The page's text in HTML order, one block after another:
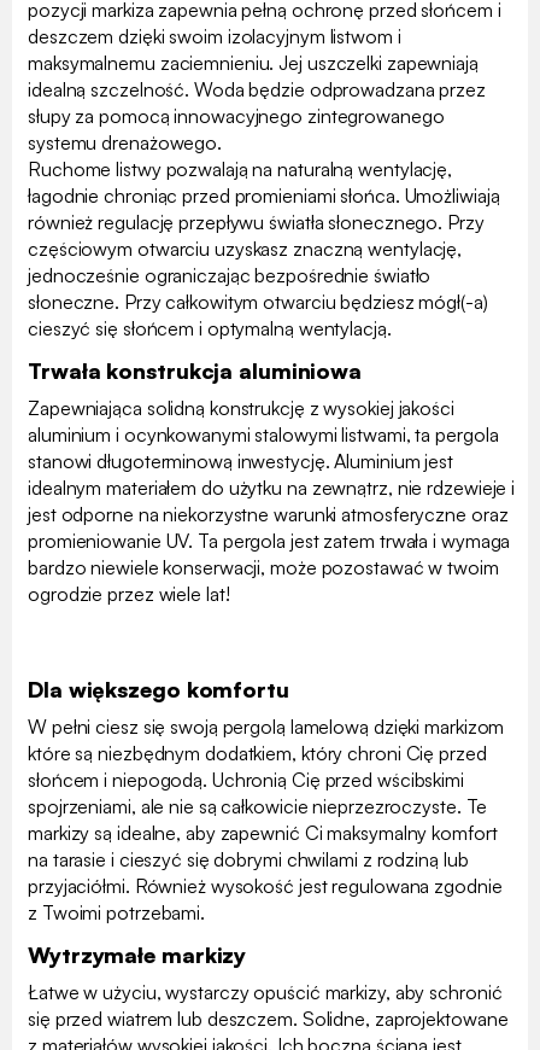
pozycji markiza zapewnia pełną ochronę przed słońcem i
deszczem dzięki swoim izolacyjnym listwom i
maksymalnemu zaciemnieniu. Jej uszczelki zapewniają
idealną szczelność. Woda będzie odprowadzana przez
słupy za pomocą innowacyjnego zintegrowanego
systemu drenażowego.
Ruchome listwy pozwalają na naturalną wentylację,
łagodnie chroniąc przed promieniami słońca. Umożliwiają
również regulację przepływu światła słonecznego. Przy
częściowym otwarciu uzyskasz znaczną wentylację,
jednocześnie ograniczając bezpośrednie światło
słoneczne. Przy całkowitym otwarciu będziesz mógł(-a)
cieszyć się słońcem i optymalną wentylacją.
Trwała konstrukcja aluminiowa
Zapewniająca solidną konstrukcję z wysokiej jakości
aluminium i ocynkowanymi stalowymi listwami, ta pergola
stanowi długoterminową inwestycję. Aluminium jest
idealnym materiałem do użytku na zewnątrz, nie rdzewieje i
jest odporne na niekorzystne warunki atmosferyczne oraz
promieniowanie UV. Ta pergola jest zatem trwała i wymaga
bardzo niewiele konserwacji, może pozostawać w twoim
ogrodzie przez wiele lat!
Dla większego komfortu
W pełni ciesz się swoją pergolą lamelową dzięki markizom
które są niezbędnym dodatkiem, który chroni Cię przed
słońcem i niepogodą. Uchronią Cię przed wścibskimi
spojrzeniami, ale nie są całkowicie nieprzezroczyste. Te
markizy są idealne, aby zapewnić Ci maksymalny komfort
na tarasie i cieszyć się dobrymi chwilami z rodziną lub
przyjaciółmi. Również wysokość jest regulowana zgodnie
z Twoimi potrzebami.
Wytrzymałe markizy
Łatwe w użyciu, wystarczy opuścić markizy, aby schronić
się przed wiatrem lub deszczem. Solidne, zaprojektowane